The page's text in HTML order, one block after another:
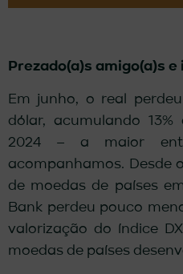
Prezado(a)s amigo(a)s
Em junho, o real
dólar, acumulando
2024 – a maior
acompanhamos. Desde
de moedas de países
Bank perdeu pouco
valorização do índice
moedas de países